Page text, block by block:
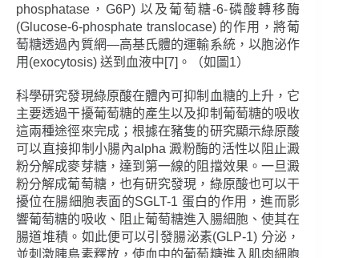
phosphatase，G6P) 以及葡萄糖-6-磷酸轉移酶
(Glucose-6-phosphate translocase) 的作用，將葡
萄糖透過內質網―高基氏體的運輸系統，以胞泌作
用(exocytosis) 送到血液中[7]。（如圖1）
科學研究發現綠原酸在體內可抑制血糖的上升，它
主要透過干擾葡萄糖的產生以及抑制葡萄糖的吸收
這兩種途徑來完成；根據在豬隻的研究顯示綠原酸
可以直接抑制小腸內alpha 澱粉酶的活性以阻止澱
粉分解成麥芽糖，達到第一線的阻擋效果。一旦澱
粉分解成葡萄糖，也有研究發現，綠原酸也可以干
擾位在腸細胞表面的SGLT-1 蛋白的作用，進而影
響葡萄糖的吸收、阻止葡萄糖進入腸細胞、使其在
腸道堆積。如此便可以引發腸泌素(GLP-1) 分泌，
並刺激胰島素釋放，使血中的葡萄糖進入肌肉細胞